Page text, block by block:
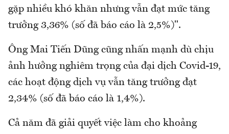
gặp nhiều khó khăn nhưng vẫn đạt mức tăng
trưởng 3,36% (số đã báo cáo là 2,5%)".
Ông Mai Tiến Dũng cũng nhấn mạnh dù chịu
ảnh hưởng nghiêm trọng của đại dịch Covid-19,
các hoạt động dịch vụ vẫn tăng trưởng đạt
2,34% (số đã báo cáo là 1,4%).
Cả năm đã giải quyết việc làm cho khoảng